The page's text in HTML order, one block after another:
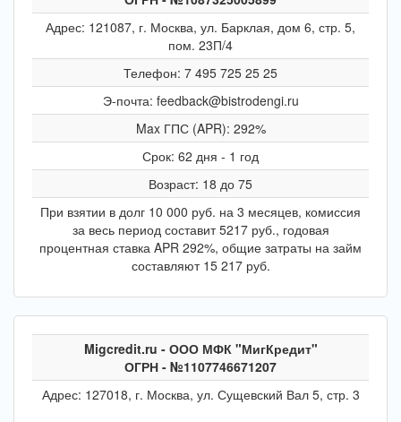
Адрес: 121087, г. Москва, ул. Барклая, дом 6, стр. 5,
пом. 23П/4
Телефон: 7 495 725 25 25
Э-почта: feedback@bistrodengi.ru
Max ГПС (APR): 292%
Срок: 62 дня - 1 год
Возраст: 18 до 75
При взятии в долг 10 000 руб. на 3 месяцев, комиссия
за весь период составит 5217 руб., годовая
процентная ставка APR 292%, общие затраты на займ
составляют 15 217 руб.
Migcredit.ru - ООО МФК "МигКредит"
ОГРН - №1107746671207
Адрес: 127018, г. Москва, ул. Сущевский Вал 5, стр. 3